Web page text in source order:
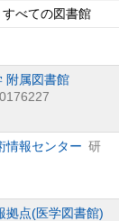
すべての図書館
附属図書館
情報センター 研
拠点(医学図書館)